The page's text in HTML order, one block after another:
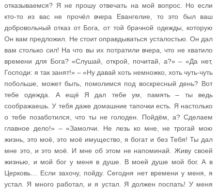
отказываемся? Я не прошу отвечать на мой вопрос. Но если
кто-то из вас не прочёл вчера Евангелие, то это был ваш
добровольный отказ от Бога, от той брачной одежды, которую
Он вам предложил. Не стоит оправдываться усталостью. Он дал
вам столько сил! На что вы их потратили вчера, что не хватило
времени для Бога? «Слушай, открой, почитай, а?» – «Да нет,
Господи: я так занят!» – «Ну давай хоть немножко, хоть чуть-чуть
побольше, может быть, помолимся под воскресный день? Вот
тебе одежда. А ещё Я дал тебе ум, память – ты ведь
соображаешь. У тебя даже домашние тапочки есть. Я настолько
о тебе позаботился, что ты не голоден. Пойдём, а? Сделаем
главное дело!» – «Замолчи. Не лезь ко мне, не трогай мою
жизнь, это моё, это моё имущество, я богат и без Тебя! Ты дал
мне это, и это моё. И мне об этом не напоминай. Живу своей
жизнью, и мой бог у меня в душе. В моей душе мой бог. А в
Церковь… Если захочу, пойду. Сегодня нет времени у меня, я
устал. Я много работал, и я устал. Я должен поспать! У меня